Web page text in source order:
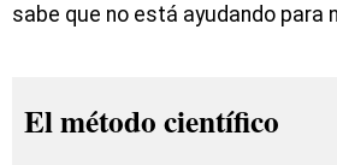
sabe que no está ayudando para
El método científico